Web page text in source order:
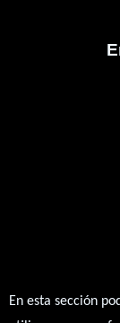
En esta sección